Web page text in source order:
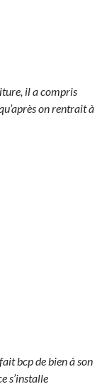
il a compris
on rentrait à
bcp de bien à son
s’installe